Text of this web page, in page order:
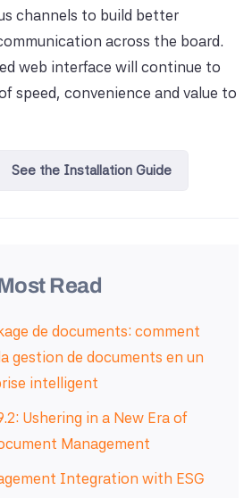
channels to build better
across the board.
web interface will continue to
speed, convenience and value to
See the Installation Guide
Read
de documents: comment
gestion de documents en un
intelligent
Ushering in a New Era of
Management
Integration with ESG